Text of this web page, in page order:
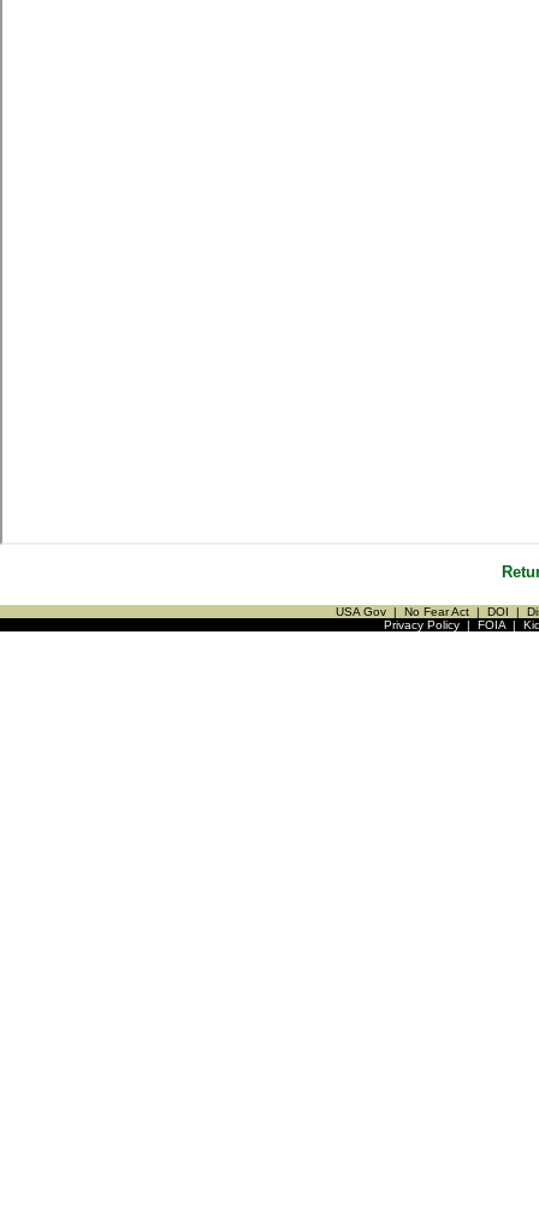
USA Gov | No Fear Act | DOI |
Privacy Policy| FOIA|